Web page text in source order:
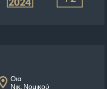
Οια
Νικ. Νομικού